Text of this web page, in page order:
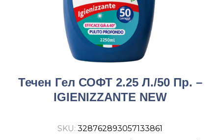
Течен Гел СОФТ 2.25 Л./50 Пр. –
IGIENIZZANTE NEW
SKU: 328762893057133861